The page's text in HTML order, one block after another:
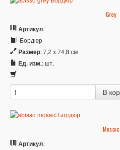
Grey
Артикул:
Бордюр
Размер: 7,2 x 74,8 см
Ед. изм.: шт.
Mosaic
Артикул: